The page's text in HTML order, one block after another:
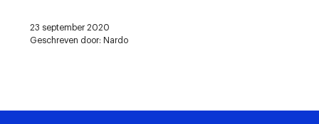
23 september 2020
Geschreven door: Nardo